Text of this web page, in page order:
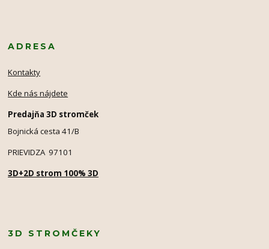
ADRESA
Kontakty
Kde nás nájdete
Predajňa 3D stromček
Bojnická cesta 41/B
PRIEVIDZA 97101
3D+2D strom 100% 3D
3D STROMČEKY